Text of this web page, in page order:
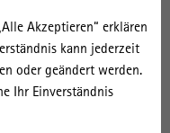
Akzeptieren“ erklären
kann jederzeit
oder geändert werden.
Ihr Einverständnis